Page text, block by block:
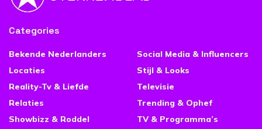
Categories
Bekende Nederlanders
Locaties
Reality-Tv & Liefde
Relaties
Showbizz & Roddel
Social Media & Influencers
Stijl & Looks
Televisie
Trending & Ophef
TV & Programma’s